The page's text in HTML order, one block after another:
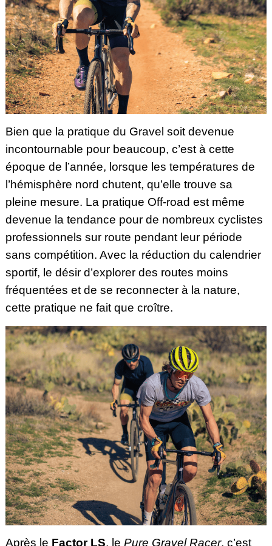
Bien que la pratique du Gravel soit devenue
incontournable pour beaucoup, c’est à cette
époque de l’année, lorsque les températures de
l’hémisphère nord chutent, qu’elle trouve sa
pleine mesure. La pratique Off-road est même
devenue la tendance pour de nombreux cyclistes
professionnels sur route pendant leur période
sans compétition. Avec la réduction du calendrier
sportif, le désir d’explorer des routes moins
fréquentées et de se reconnecter à la nature,
cette pratique ne fait que croître.
Après le Factor LS, le Pure Gravel Racer, c’est